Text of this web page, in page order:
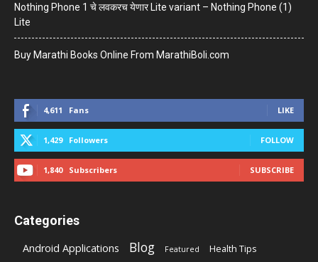
Nothing Phone 1 चे लवकरच येणार Lite variant – Nothing Phone (1)
Lite
Buy Marathi Books Online From MarathiBoli.com
4,611 Fans LIKE
1,429 Followers FOLLOW
1,840 Subscribers SUBSCRIBE
Categories
Android Applications Blog Featured Health Tips